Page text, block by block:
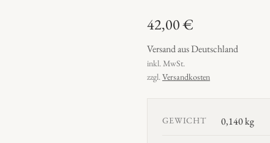
42,00€
Versand aus Deutschland
inkl. MwSt.
zzgl.Versandkosten
GEWICHT 0,140 kg